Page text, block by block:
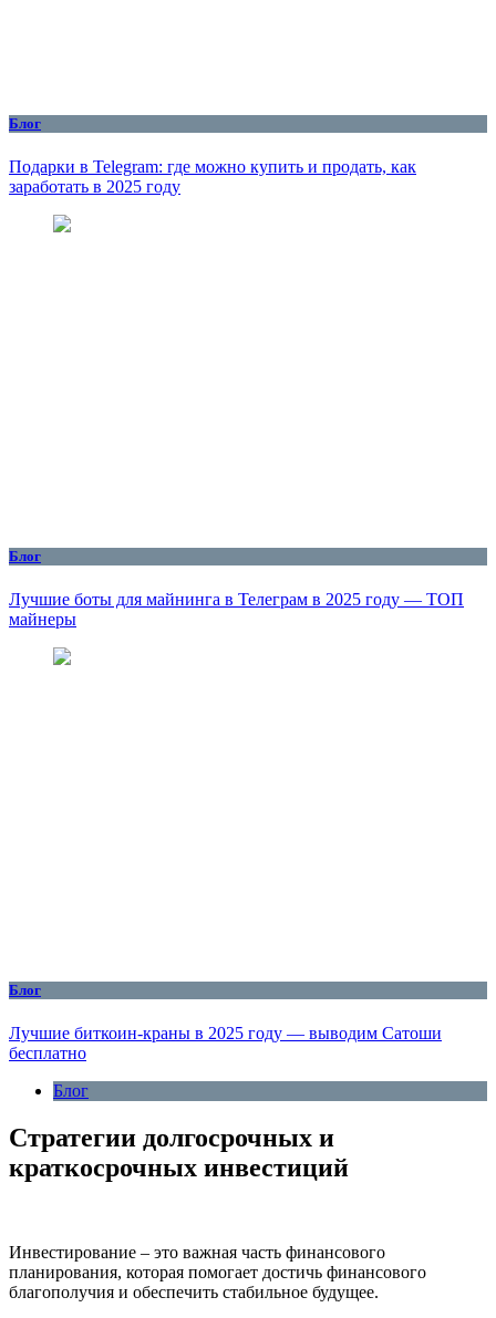
Блог
Подарки в Telegram: где можно купить и продать, как
заработать в 2025 году
Блог
Лучшие боты для майнинга в Телеграм в 2025 году — ТОП
майнеры
Блог
Лучшие биткоин-краны в 2025 году — выводим Сатоши
бесплатно
Блог
Стратегии долгосрочных и
краткосрочных инвестиций
Инвестирование – это важная часть финансового
планирования, которая помогает достичь финансового
благополучия и обеспечить стабильное будущее.